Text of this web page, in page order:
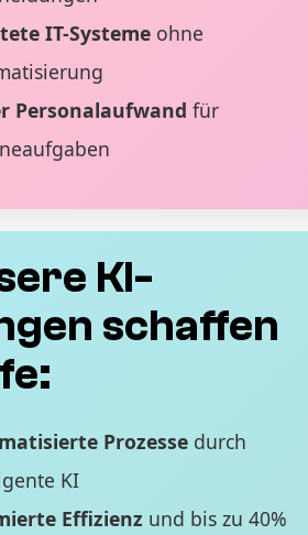
IT-Systemeohne
Personalaufwand für
KI-
schaffen
Prozessedurch
KI
Effizienz und bis zu 40%